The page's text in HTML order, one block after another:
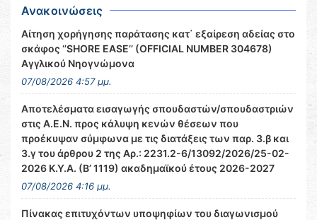
Ανακοινώσεις
Αίτηση χορήγησης παράτασης κατ΄ εξαίρεση αδείας στο
σκάφος ‘’SHORE EASE’’ (OFFICIAL NUMBER 304678)
Αγγλικού Νηογνώμονα
07/08/2026 4:57 μμ.
Αποτελέσματα εισαγωγής σπουδαστών/σπουδαστριών
στις Α.Ε.Ν. προς κάλυψη κενών θέσεων που
προέκυψαν σύμφωνα με τις διατάξεις των παρ. 3.β και
3.γ του άρθρου 2 της Αρ.: 2231.2-6/13092/2026/25-02-
2026 Κ.Υ.Α. (Β’ 1119) ακαδημαϊκού έτους 2026-2027
07/08/2026 4:16 μμ.
Πίνακας επιτυχόντων υποψηφίων του διαγωνισμού